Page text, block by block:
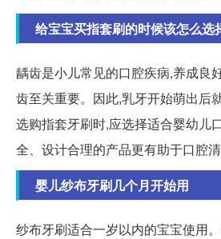
给宝宝买指套刷的时候该怎么选
龋齿是小儿常见的口腔疾病,养成良
齿至关重要。因此,乳牙开始萌出后
选购指套牙刷时,应选择适合婴幼儿
全、设计合理的产品更有助于口腔清
婴儿纱布牙刷几个月开始用
纱布牙刷适合一岁以内的宝宝使用